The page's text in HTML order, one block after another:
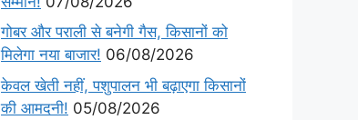
गोबर और पराली से बनेगी गैस, किसानों को
मिलेगा नया बाजार! 06/08/2026
केवल खेती नहीं, पशुपालन भी बढ़ाएगा किसानों
की आमदनी! 05/08/2026